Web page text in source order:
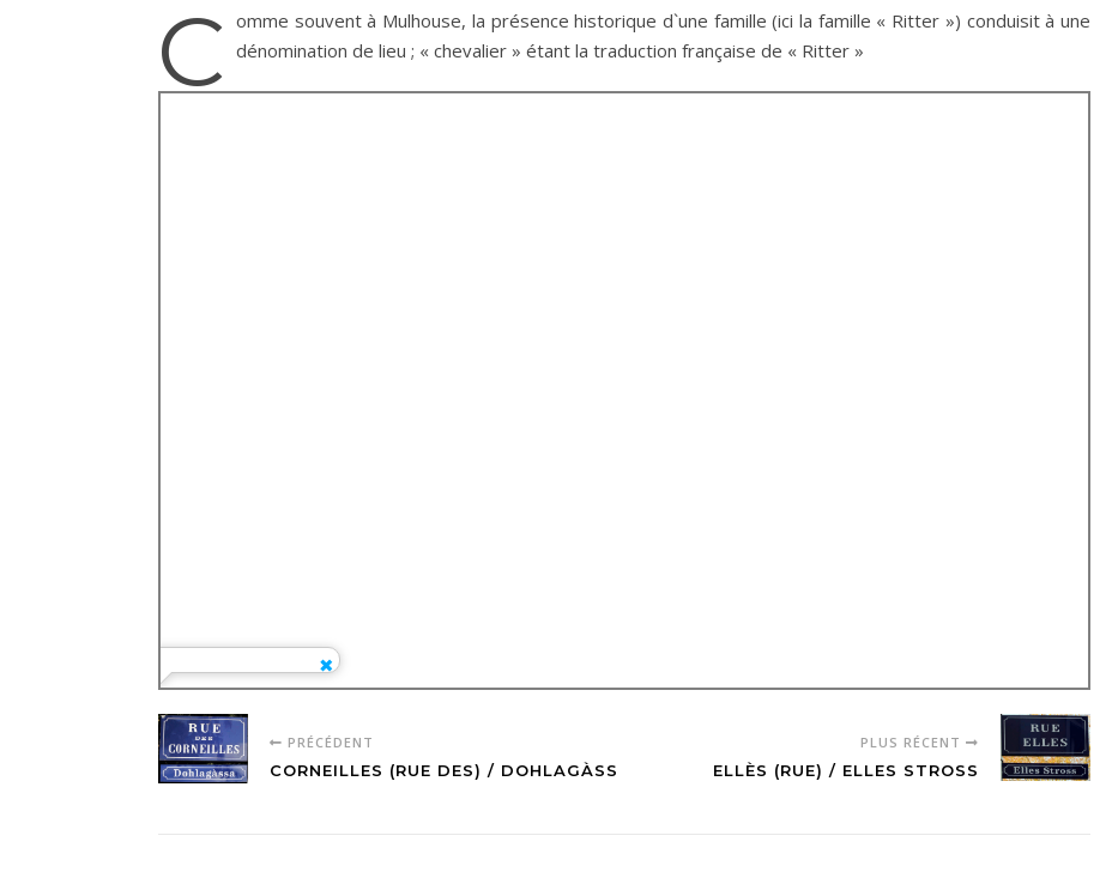
C omme souvent à Mulhouse, la présence historique d`une famille (ici la famille « Ritter ») conduisit à une
dénomination de lieu ; « chevalier » étant la traduction française de « Ritter »
PRÉCÉDENT
CORNEILLES (RUE DES) / DOHLAGÀSS
PLUS RÉCENT
ELLÈS (RUE) / ELLES STROSS